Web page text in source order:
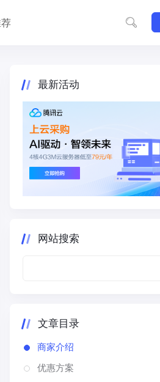
最新活动
网站搜索
文章目录
商家介绍
优惠方案